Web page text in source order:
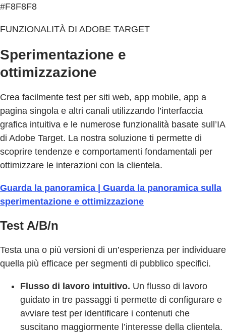
#F8F8F8
FUNZIONALITÀ DI ADOBE TARGET
Sperimentazione e
ottimizzazione
Crea facilmente test per siti web, app mobile, app a
pagina singola e altri canali utilizzando l’interfaccia
grafica intuitiva e le numerose funzionalità basate sull’IA
di Adobe Target. La nostra soluzione ti permette di
scoprire tendenze e comportamenti fondamentali per
ottimizzare le interazioni con la clientela.
Guarda la panoramica | Guarda la panoramica sulla
sperimentazione e ottimizzazione
Test A/B/n
Testa una o più versioni di un’esperienza per individuare
quella più efficace per segmenti di pubblico specifici.
Flusso di lavoro intuitivo. Un flusso di lavoro
guidato in tre passaggi ti permette di configurare e
avviare test per identificare i contenuti che
suscitano maggiormente l’interesse della clientela.